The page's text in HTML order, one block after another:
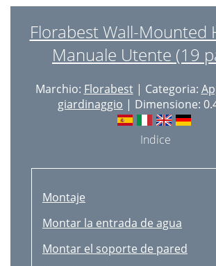
Florabest Wall-Mounted
Manuale Utente (19
Marchio: Florabest| Categoria:
giardinaggio | Dimensione:
Indice
Montaje
Montar la entrada de agua
Montar el soporte de pared